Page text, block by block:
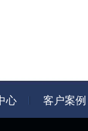
心 客户案例